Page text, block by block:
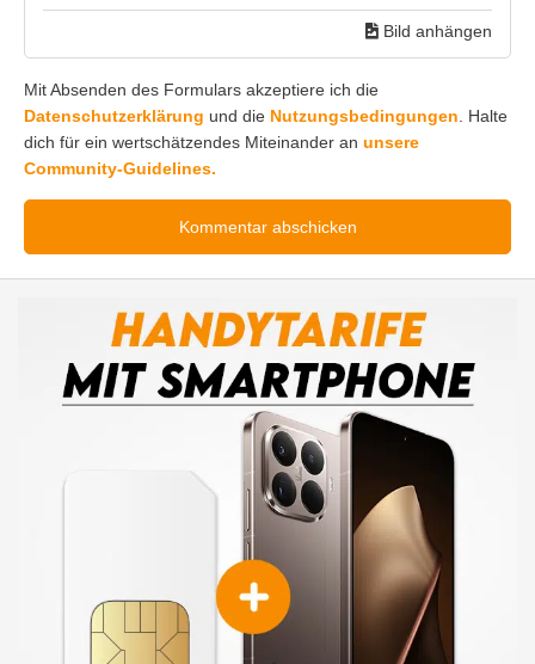
Bild anhängen
Mit Absenden des Formulars akzeptiere ich die
Datenschutzerklärung und die Nutzungsbedingungen . Halte
dich für ein wertschätzendes Miteinander an unsere
Community-Guidelines.